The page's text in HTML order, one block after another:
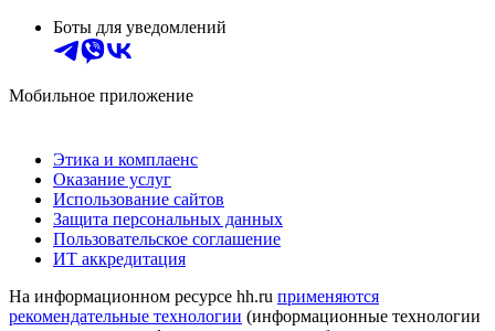
Боты для уведомлений
Мобильное приложение
Этика и комплаенс
Оказание услуг
Использование сайтов
Защита персональных данных
Пользовательское соглашение
ИТ аккредитация
На информационном ресурсе hh.ru применяются
рекомендательные технологии (информационные технологии